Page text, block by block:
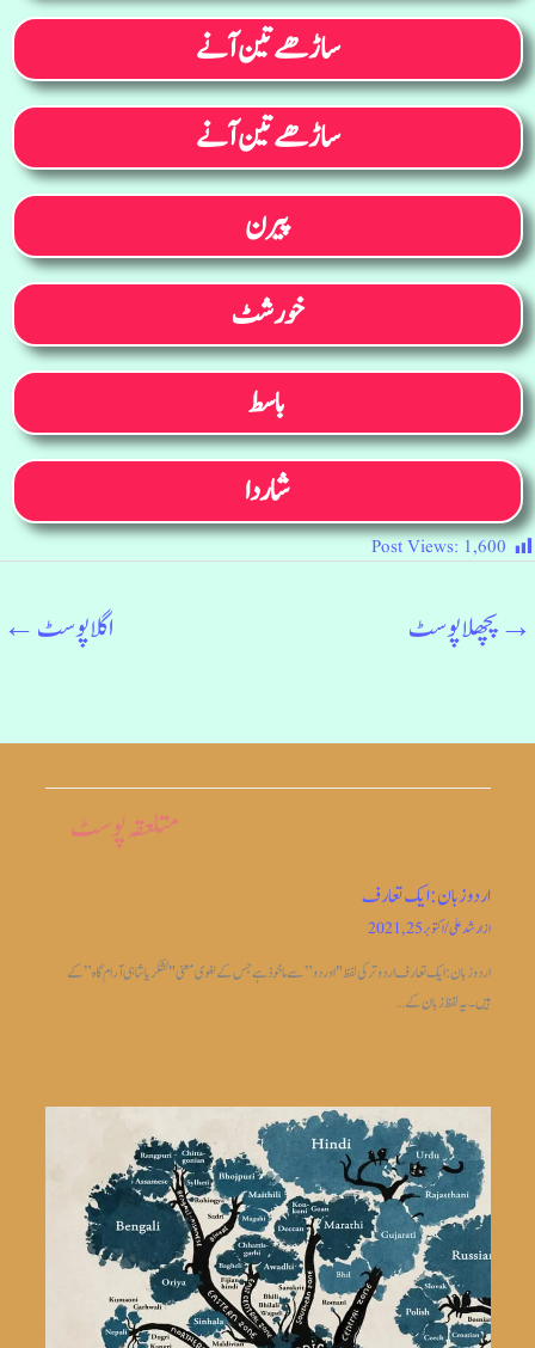
ساڑھے تین آنے
ساڑھے تین آنے
پیرن
خورشٹ
باسط
شاردا
Post Views: 1,600
→پچھلا پوسٹ اگلا پوسٹ←
متلعقہ پوسٹ
اردو زبان: ایک تعارف
ازارشد علی/اکتوبر 25, 2021
اردو زبان: ایک تعارف اردو ترکی لفظ "اوردو” سے ماخوذ ہے جس کے لغوی معنی "لشکریا شاہی آرام گاہ” کے
ہیں۔ یہ لفظ زبان کے…